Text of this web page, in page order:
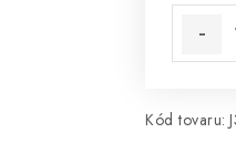
Kód tovaru: